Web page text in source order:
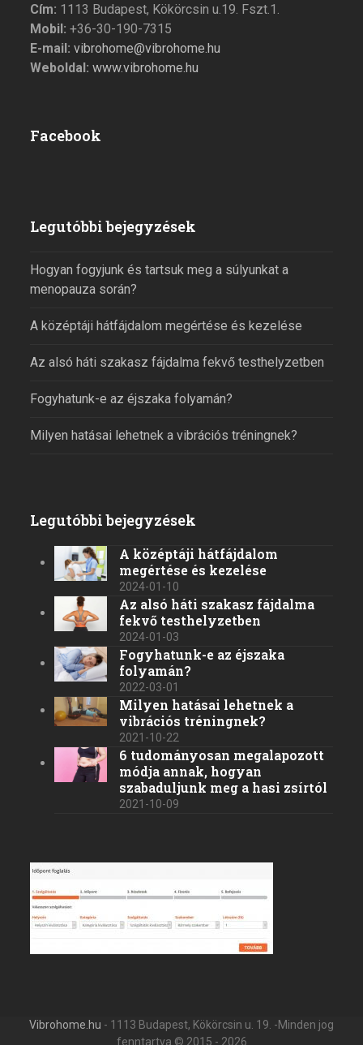
Cím: 1113 Budapest, Kökörcsin u.19. Fszt.1.
Mobil: +36-30-190-7315
E-mail: vibrohome@vibrohome.hu
Weboldal: www.vibrohome.hu
Facebook
Legutóbbi bejegyzések
Hogyan fogyjunk és tartsuk meg a súlyunkat a
menopauza során?
A középtáji hátfájdalom megértése és kezelése
Az alsó háti szakasz fájdalma fekvő testhelyzetben
Fogyhatunk-e az éjszaka folyamán?
Milyen hatásai lehetnek a vibrációs tréningnek?
Legutóbbi bejegyzések
A középtáji hátfájdalom
megértése és kezelése
2024-01-10
Az alsó háti szakasz fájdalma
fekvő testhelyzetben
2024-01-03
Fogyhatunk-e az éjszaka
folyamán?
2022-03-01
Milyen hatásai lehetnek a
vibrációs tréningnek?
2021-10-22
6 tudományosan megalapozott
módja annak, hogyan
szabaduljunk meg a hasi zsírtól
2021-10-09
Vibrohome.hu - 1113 Budapest, Kökörcsin u. 19. -Minden jog
fenntartva © 2015 - 2026